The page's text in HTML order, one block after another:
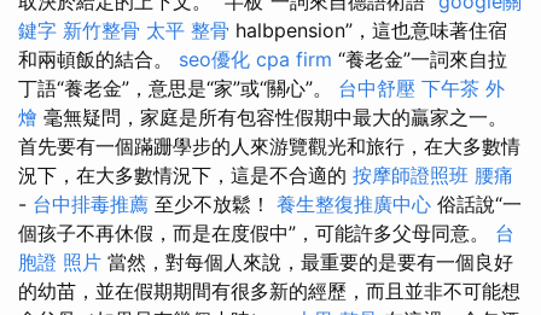
鍵字 新竹整骨 太平 整骨 halbpension”，這也意味著住宿
和兩頓飯的結合。 seo優化 cpa firm “養老金”一詞來自拉
丁語“養老金”，意思是“家”或“關心”。 台中舒壓 下午茶 外
燴 毫無疑問，家庭是所有包容性假期中最大的贏家之一。
首先要有一個蹣跚學步的人來游覽觀光和旅行，在大多數情
況下，在大多數情況下，這是不合適的 按摩師證照班 腰痛
- 台中排毒推薦 至少不放鬆！ 養生整復推廣中心 俗話說“一
個孩子不再休假，而是在度假中”，可能許多父母同意。 台
胞證 照片 當然，對每個人來說，最重要的是要有一個良好
的幼苗，並在假期期間有很多新的經歷，而且並非不可能想